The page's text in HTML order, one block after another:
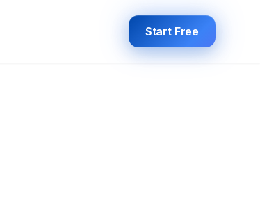
Start Free